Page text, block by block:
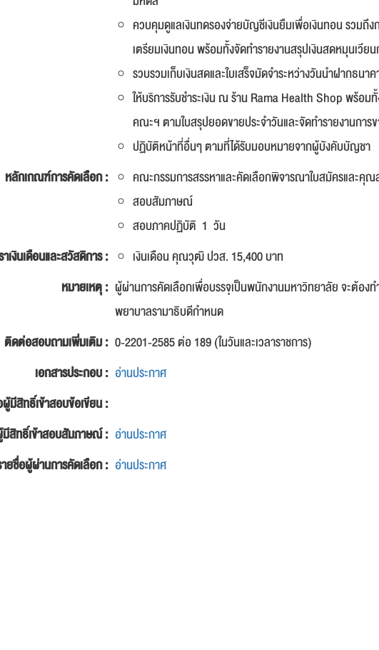
ควบคุมดูแลเงินทดรองจ่ายบัญชีเงินยืมเพื่อเงินทอน รวมถึง
เตรียมเงินทอน พร้อมทั้งจัดทำรายงานสรุปเงินสดหมุนเวีย
รวบรวมเก็บเงินสดและใบเสร็จมัดจำระหว่างวันนำฝากธน
ให้บริการรับชำระเงิน ณ ร้าน Rama Health Shop พร้อม
คณะฯ ตามใบสรุปยอดขายประจำวันและจัดทำรายงานการ
ปฏิบัติหน้าที่อื่นๆ ตามที่ได้รับมอบหมายจากผู้บังคับบัญชา
หลักเกณฑ์การคัดเลือก :
คณะกรรมการสรรหาและคัดเลือกพิจารณาใบสมัครและคุ
สอบสัมภาษณ์
สอบภาคปฏิบัติ 1 วัน
เงินเดือนและสวัสดิการ :
เงินเดือน คุณวุฒิ ปวส. 15,400 บาท
หมายเหตุ : ผู้ผ่านการคัดเลือกเพื่อบรรจุเป็นพนักงานมหาวิทยาลัย จะต้
พยาบาลรามาธิบดีกำหนด
ติดต่อสอบถามเพิ่มเติม : 0-2201-2585 ต่อ 189 (ในวันและเวลาราชการ)
เอกสารประกอบ : อ่านประกาศ
มีสิทธิ์เข้าสอบข้อเขียน :
สิทธิ์เข้าสอบสัมภาษณ์ : อ่านประกาศ
ยชื่อผู้ผ่านการคัดเลือก : อ่านประกาศ